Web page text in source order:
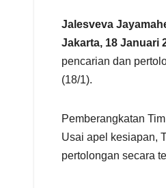
Jalesveva
Jakarta, 18 Januari
pencarian dan
(18/1).
Pemberangkatan
Usai apel kesiapan,
pertolongan secara